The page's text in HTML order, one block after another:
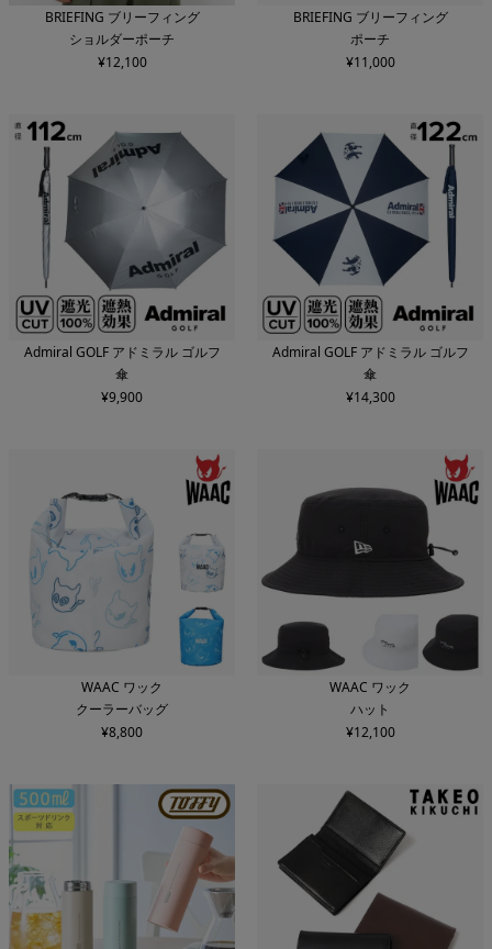
BRIEFING ブリーフィング
ショルダーポーチ
¥12,100
BRIEFING ブリーフィング
ポーチ
¥11,000
Admiral GOLF アドミラル ゴルフ
傘
¥9,900
Admiral GOLF アドミラル ゴルフ
傘
¥14,300
WAAC ワック
クーラーバッグ
¥8,800
WAAC ワック
ハット
¥12,100